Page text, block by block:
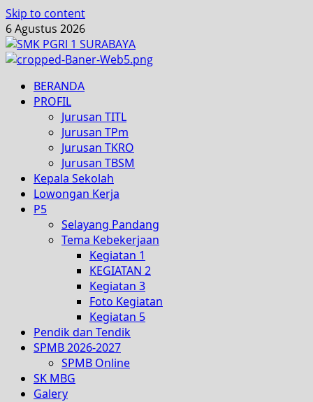
Skip to content
6 Agustus 2026
BERANDA
PROFIL
Jurusan TITL
Jurusan TPm
Jurusan TKRO
Jurusan TBSM
Kepala Sekolah
Lowongan Kerja
P5
Selayang Pandang
Tema Kebekerjaan
Kegiatan 1
KEGIATAN 2
Kegiatan 3
Foto Kegiatan
Kegiatan 5
Pendik dan Tendik
SPMB 2026-2027
SPMB Online
SK MBG
Galery